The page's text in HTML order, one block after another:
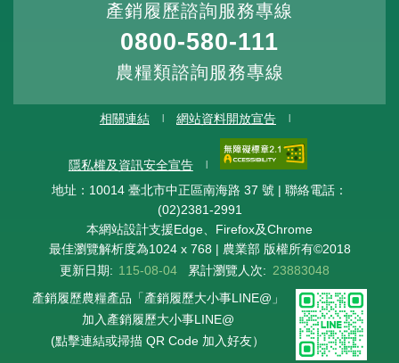
產銷履歷諮詢服務專線
0800-580-111
農糧類諮詢服務專線
相關連結 網站資料開放宣告
隱私權及資訊安全宣告
地址：10014 臺北市中正區南海路 37 號 | 聯絡電話：
(02)2381-2991
本網站設計支援Edge、Firefox及Chrome
最佳瀏覽解析度為1024 x 768 | 農業部 版權所有©2018
更新日期: 115-08-04 累計瀏覽人次: 23883048
產銷履歷農糧產品「產銷履歷大小事LINE@」
加入產銷履歷大小事LINE@
(點擊連結或掃描 QR Code 加入好友）